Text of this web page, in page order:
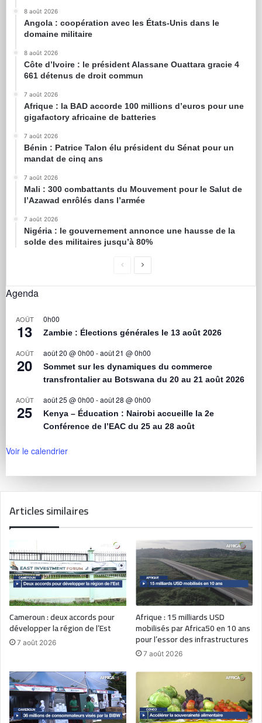
8 août 2026
Angola : coopération avec les États-Unis dans le
domaine militaire
8 août 2026
Côte d’Ivoire : le président Alassane Ouattara gracie 4
661 détenus de droit commun
7 août 2026
Afrique : la BAD accorde 100 millions d’euros pour une
gigafactory africaine de batteries
7 août 2026
Bénin : Patrice Talon élu président du Sénat pour un
mandat de cinq ans
7 août 2026
Mali : 300 combattants du Mouvement pour le Salut de
l’Azawad enrôlés dans l’armée
7 août 2026
Nigéria : le gouvernement annonce une hausse de la
solde des militaires jusqu’à 80%
Agenda
AOÛT
13
0h00
Zambie : Élections générales le 13 août 2026
AOÛT
20
août 20 @ 0h00 -août 21 @ 0h00
Sommet sur les dynamiques du commerce
transfrontalier au Botswana du 20 au 21 août 2026
AOÛT
25
août 25 @ 0h00 -août 28 @ 0h00
Kenya – Éducation : Nairobi accueille la 2e
Conférence de l’EAC du 25 au 28 août
Voir le calendrier
Articles similaires
Cameroun : deux accords pour
développer la région de l’Est
7 août 2026
Afrique : 15 milliards USD
mobilisés par Africa50 en 10 ans
pour l’essor des infrastructures
7 août 2026